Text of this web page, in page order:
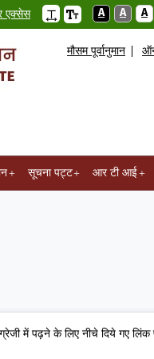
एक्सेस A A A
मौसम पूर्वानुमान
सूचना पट्ट आर टी आई
में पढ़ने के लिए नीचे दिये गए